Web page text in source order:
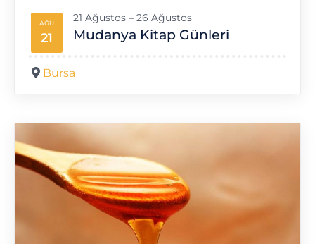
AĞU
21 Mudanya Kitap Günleri
21 Ağustos – 26 Ağustos
Bursa